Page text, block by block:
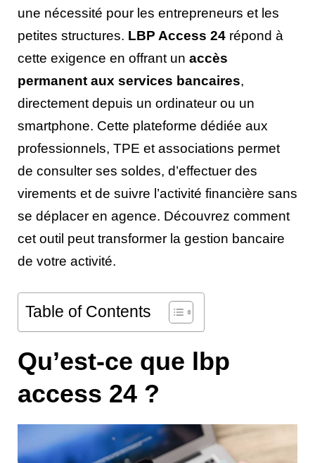
une nécessité pour les entrepreneurs et les
petites structures. LBP Access 24 répond à
cette exigence en offrant un accès
permanent aux services bancaires,
directement depuis un ordinateur ou un
smartphone. Cette plateforme dédiée aux
professionnels, TPE et associations permet
de consulter ses soldes, d’effectuer des
virements et de suivre l’activité financière sans
se déplacer en agence. Découvrez comment
cet outil peut transformer la gestion bancaire
de votre activité.
Table of Contents
Qu’est-ce que lbp
access 24 ?